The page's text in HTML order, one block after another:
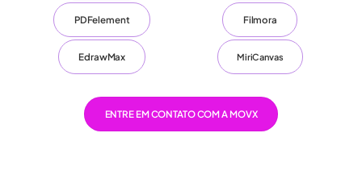
PDFelement Filmora
EdrawMax MiriCanvas
ENTRE EM CONTATO COM A MOVX